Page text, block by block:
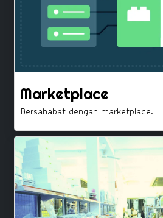
Marketplace
Bersahabat dengan marketplace.